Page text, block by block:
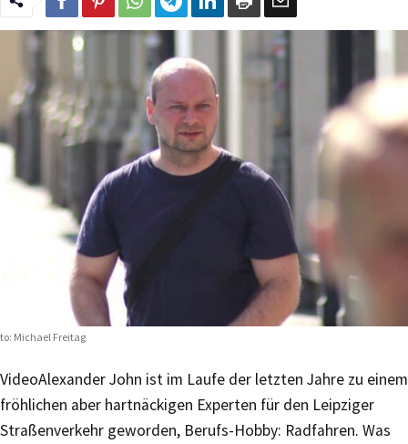
Michael Freitag
VideoAlexander John ist im Laufe der letzten Jahre zu einem
fröhlichen aber hartnäckigen Experten für den Leipziger
Straßenverkehr geworden, Berufs-Hobby: Radfahren. Was